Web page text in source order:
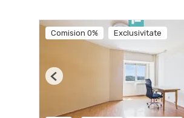
Comision 0% Exclusivitate
Previous